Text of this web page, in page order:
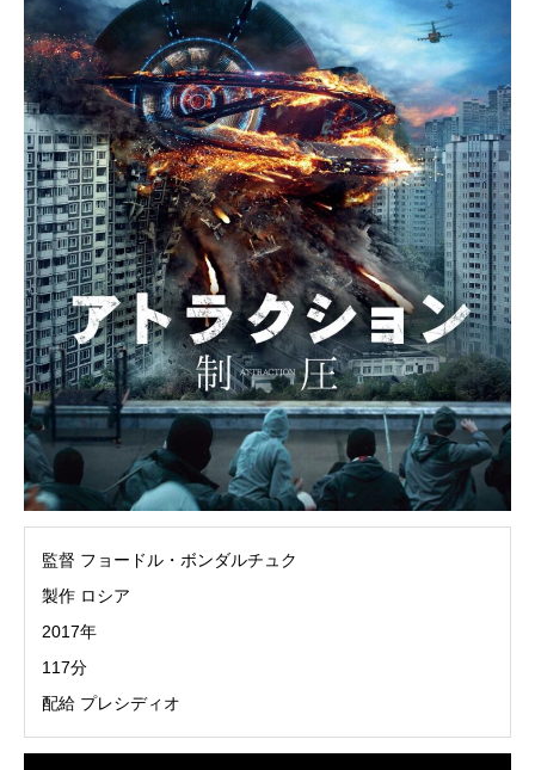
監督 フョードル・ボンダルチュク
製作 ロシア
2017年
117分
配給 プレシディオ